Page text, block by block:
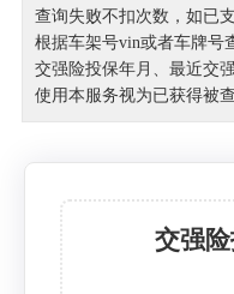
查询失败不扣次数，如已
根据车架号vin或者车牌号
交强险投保年月、最近交
使用本服务视为已获得被
交强